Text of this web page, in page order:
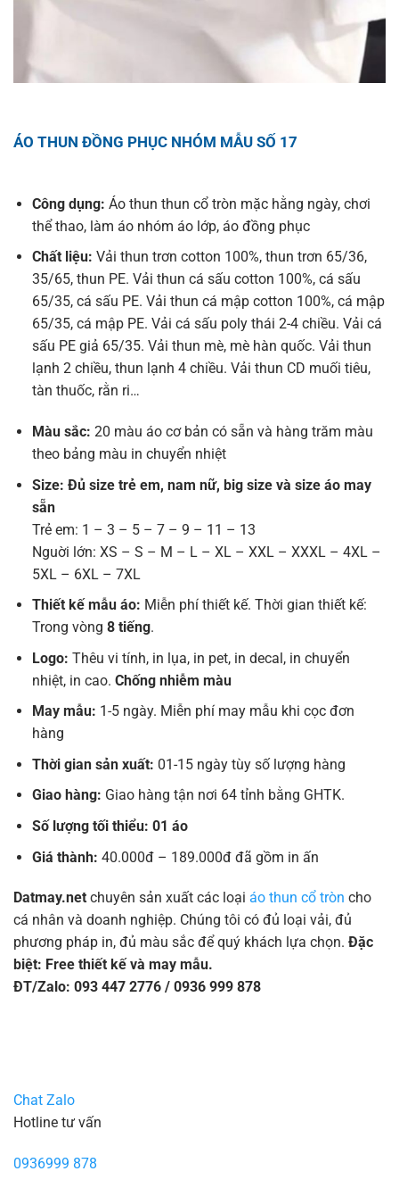
ÁO THUN ĐỒNG PHỤC NHÓM MẪU SỐ 17
Công dụng: Áo thun thun cổ tròn mặc hằng ngày, chơi
thể thao, làm áo nhóm áo lớp, áo đồng phục
Chất liệu: Vải thun trơn cotton 100%, thun trơn 65/36,
35/65, thun PE. Vải thun cá sấu cotton 100%, cá sấu
65/35, cá sấu PE. Vải thun cá mập cotton 100%, cá mập
65/35, cá mập PE. Vải cá sấu poly thái 2-4 chiều. Vải cá
sấu PE giả 65/35. Vải thun mè, mè hàn quốc. Vải thun
lạnh 2 chiều, thun lạnh 4 chiều. Vải thun CD muối tiêu,
tàn thuốc, rằn ri…
Màu sắc: 20 màu áo cơ bản có sẵn và hàng trăm màu
theo bảng màu in chuyển nhiệt
Size: Đủ size trẻ em, nam nữ, big size và size áo may
sẵn
Trẻ em: 1 – 3 – 5 – 7 – 9 – 11 – 13
Nguời lớn: XS – S – M – L – XL – XXL – XXXL – 4XL –
5XL – 6XL – 7XL
Thiết kế mẫu áo: Miễn phí thiết kế. Thời gian thiết kế:
Trong vòng 8 tiếng.
Logo: Thêu vi tính, in lụa, in pet, in decal, in chuyển
nhiệt, in cao. Chống nhiễm màu
May mẫu: 1-5 ngày. Miễn phí may mẫu khi cọc đơn
hàng
Thời gian sản xuất: 01-15 ngày tùy số lượng hàng
Giao hàng: Giao hàng tận nơi 64 tỉnh bằng GHTK.
Số lượng tối thiểu: 01 áo
Giá thành: 40.000đ – 189.000đ đã gồm in ấn
Datmay.net chuyên sản xuất các loại áo thun cổ tròn cho
cá nhân và doanh nghiệp. Chúng tôi có đủ loại vải, đủ
phương pháp in, đủ màu sắc để quý khách lựa chọn. Đặc
biệt: Free thiết kế và may mẫu.
ĐT/Zalo: 093 447 2776 / 0936 999 878
Chat Zalo
Hotline tư vấn
0936999 878